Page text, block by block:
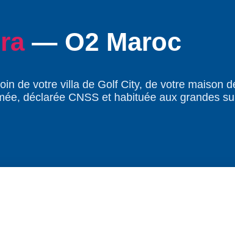
— O2 Maroc
de votre villa de Golf City, de votre maison
déclarée CNSS et habituée aux grandes